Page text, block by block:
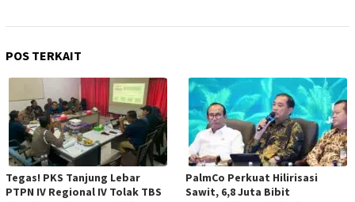
POS TERKAIT
Tegas! PKS Tanjung Lebar
PTPN IV Regional IV Tolak TBS
PalmCo Perkuat Hilirisasi
Sawit, 6,8 Juta Bibit